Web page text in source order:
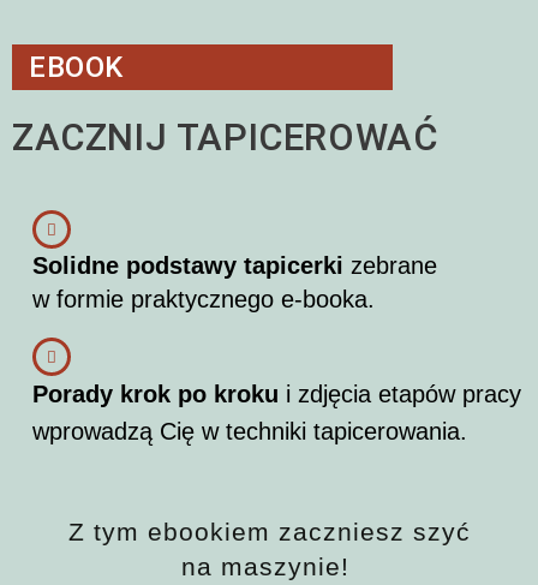
EBOOK
ZACZNIJ TAPICEROWAĆ
Solidne podstawy tapicerki zebrane
w formie praktycznego e-booka.
Porady krok po kroku i zdjęcia etapów pracy
wprowadzą Cię w techniki tapicerowania.
Z tym ebookiem zaczniesz szyć
na maszynie!